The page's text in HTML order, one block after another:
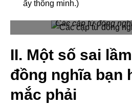
ấy thông minh.)
Các cặp từ đồng
II. Một số sai
đồng nghĩa bạn
mắc phải